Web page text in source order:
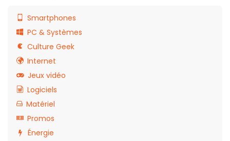
Smartphones
PC & Systèmes
Culture Geek
Internet
Jeux vidéo
Logiciels
Matériel
Promos
Énergie